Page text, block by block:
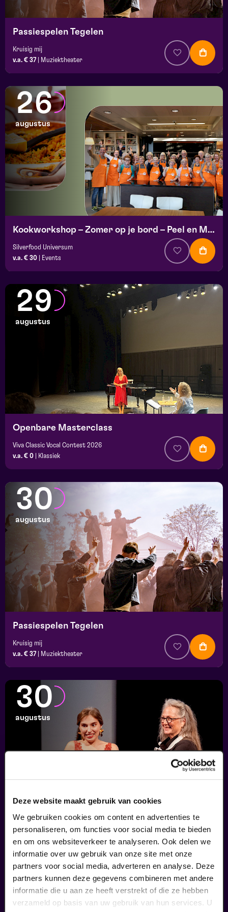
Deze website maakt gebruik van cookies
We gebruiken cookies om content en advertenties te
personaliseren, om functies voor social media te bieden
en om ons websiteverkeer te analyseren. Ook delen we
informatie over uw gebruik van onze site met onze
partners voor social media, adverteren en analyse. Deze
partners kunnen deze gegevens combineren met andere
informatie die u aan ze heeft verstrekt of die ze hebben
verzameld op basis van uw gebruik van hun services. U
Passiespelen Tegelen
Kruisig mij
v.a. € 37
Muziektheater
26
augustus
Kookworkshop – Zomer op je bord – Peel en Maas
Silverfood Universum
v.a. € 30
Events
29
augustus
Openbare Masterclass
Viva Classic Vocal Contest 2026
v.a. € 0
Klassiek
30
augustus
Passiespelen Tegelen
Kruisig mij
v.a. € 37
Muziektheater
30
augustus
Finale
Viva Classic Vocal Contest 2026
v.a. € 12,50| Klassiek
30